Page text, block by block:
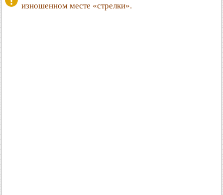
изношенном месте «стрелки».